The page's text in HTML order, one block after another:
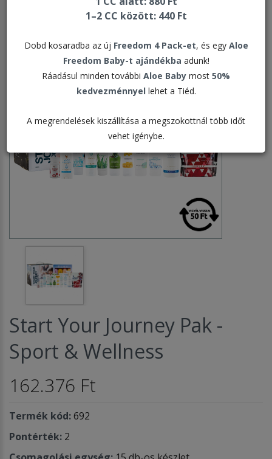
1–2 CC között: 440 Ft
Dobd kosaradba az új Freedom 4 Pack-et, és egy Aloe
Freedom Baby-t ajándékba adunk!
Ráadásul minden további Aloe Baby most 50%
kedvezménnyel lehet a Tiéd.
A megrendelések kiszállítása a megszokottnál több időt
vehet igénybe.
Start Your Journey Pak -
Sport & Wellness
162.376 Ft
Termék kód:692
Pontérték: 2